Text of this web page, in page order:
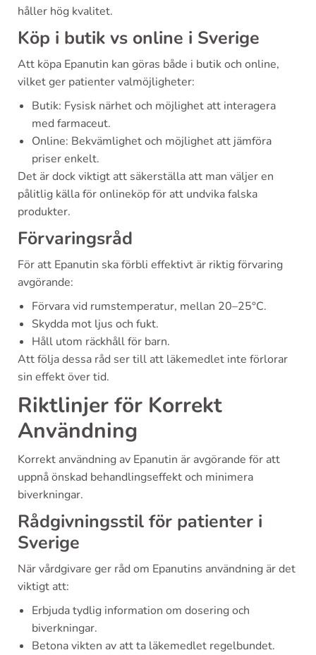
håller hög kvalitet.
Köp i butik vs online i Sverige
Att köpa Epanutin kan göras både i butik och online,
vilket ger patienter valmöjligheter:
Butik: Fysisk närhet och möjlighet att interagera
med farmaceut.
Online: Bekvämlighet och möjlighet att jämföra
priser enkelt.
Det är dock viktigt att säkerställa att man väljer en
pålitlig källa för onlineköp för att undvika falska
produkter.
Förvaringsråd
För att Epanutin ska förbli effektivt är riktig förvaring
avgörande:
Förvara vid rumstemperatur, mellan 20–25°C.
Skydda mot ljus och fukt.
Håll utom räckhåll för barn.
Att följa dessa råd ser till att läkemedlet inte förlorar
sin effekt över tid.
Riktlinjer för Korrekt
Användning
Korrekt användning av Epanutin är avgörande för att
uppnå önskad behandlingseffekt och minimera
biverkningar.
Rådgivningsstil för patienter i
Sverige
När vårdgivare ger råd om Epanutins användning är det
viktigt att:
Erbjuda tydlig information om dosering och
biverkningar.
Betona vikten av att ta läkemedlet regelbundet.